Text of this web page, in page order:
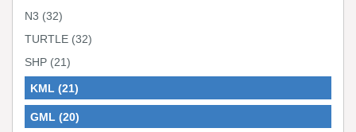
N3 (32)
TURTLE (32)
SHP (21)
KML (21)
GML (20)